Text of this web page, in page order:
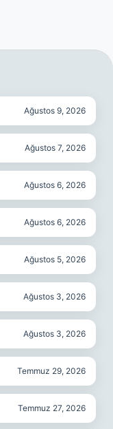
Ağustos 9, 2026
Ağustos 7, 2026
Ağustos 6, 2026
Ağustos 6, 2026
Ağustos 5, 2026
Ağustos 3, 2026
Ağustos 3, 2026
Temmuz 29, 2026
Temmuz 27, 2026